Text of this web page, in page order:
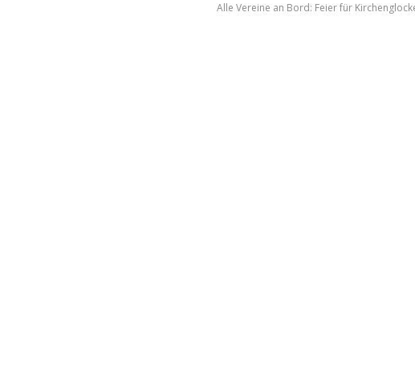
Alle Vereine an Bord: Feier für